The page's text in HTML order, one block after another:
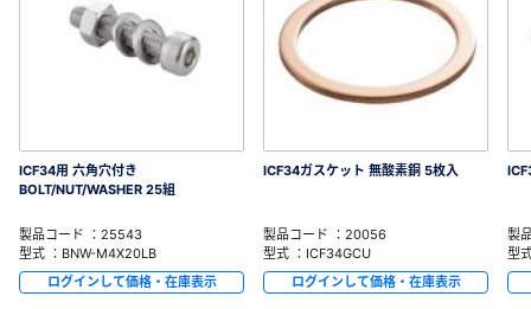
ICF34用 六角穴付き
BOLT/NUT/WASHER 25組
製品コード ：25543
型式 ：BNW-M4X20LB
ログインして価格・在庫表示
ICF34ガスケット 無酸素銅 5枚入
製品コード ：20056
型式 ：ICF34GCU
ログインして価格・在庫表示
製
型